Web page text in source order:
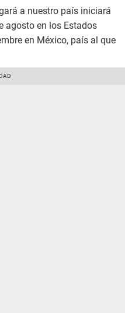
a nuestro país iniciará
agosto en los Estados
en México, país al que